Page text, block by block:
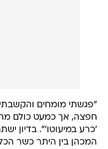
"פגשתי מומחים
חפצה, אך כמעט כולם
'כרע במיעוטו'". בדיון
המכהן בין היתר כשר